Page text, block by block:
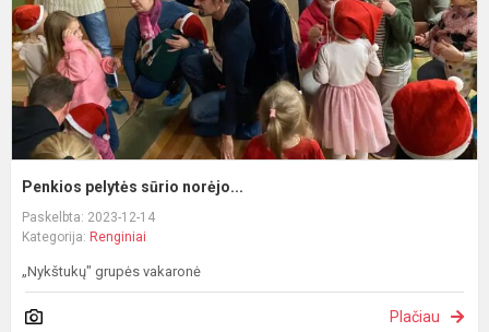
Penkios pelytės sūrio norėjo...
Paskelbta: 2023-12-14
Kategorija: Renginiai
„Nykštukų" grupės vakaronė
Plačiau